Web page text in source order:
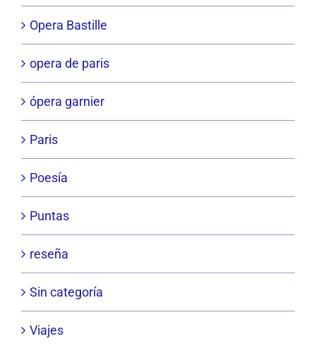
Opera Bastille
opera de paris
ópera garnier
Paris
Poesía
Puntas
reseña
Sin categoría
Viajes